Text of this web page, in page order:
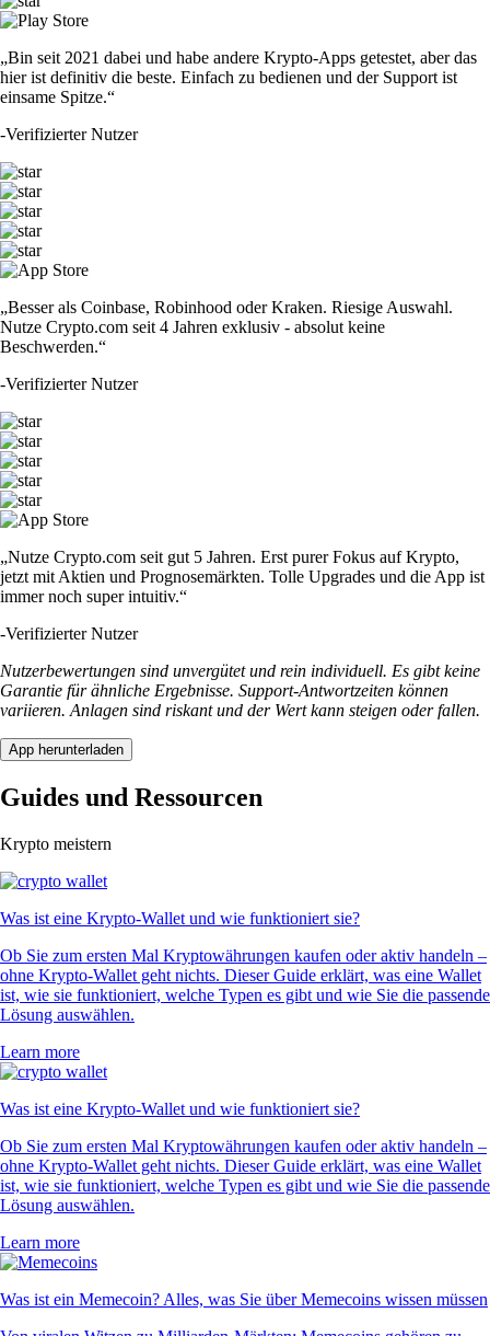
„Bin seit 2021 dabei und habe andere Krypto-Apps getestet, aber das
hier ist definitiv die beste. Einfach zu bedienen und der Support ist
einsame Spitze.“
-Verifizierter Nutzer
„Besser als Coinbase, Robinhood oder Kraken. Riesige Auswahl.
Nutze Crypto.com seit 4 Jahren exklusiv - absolut keine
Beschwerden.“
-Verifizierter Nutzer
„Nutze Crypto.com seit gut 5 Jahren. Erst purer Fokus auf Krypto,
jetzt mit Aktien und Prognosemärkten. Tolle Upgrades und die App ist
immer noch super intuitiv.“
-Verifizierter Nutzer
Nutzerbewertungen sind unvergütet und rein individuell. Es gibt keine
Garantie für ähnliche Ergebnisse. Support-Antwortzeiten können
variieren. Anlagen sind riskant und der Wert kann steigen oder fallen.
App herunterladen
Guides und Ressourcen
Krypto meistern
Was ist eine Krypto-Wallet und wie funktioniert sie?
Ob Sie zum ersten Mal Kryptowährungen kaufen oder aktiv handeln –
ohne Krypto-Wallet geht nichts. Dieser Guide erklärt, was eine Wallet
ist, wie sie funktioniert, welche Typen es gibt und wie Sie die passende
Lösung auswählen.
Learn more
Was ist eine Krypto-Wallet und wie funktioniert sie?
Ob Sie zum ersten Mal Kryptowährungen kaufen oder aktiv handeln –
ohne Krypto-Wallet geht nichts. Dieser Guide erklärt, was eine Wallet
ist, wie sie funktioniert, welche Typen es gibt und wie Sie die passende
Lösung auswählen.
Learn more
Was ist ein Memecoin? Alles, was Sie über Memecoins wissen müssen